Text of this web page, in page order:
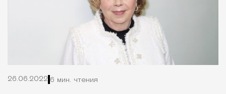
26.06.2022 6 мин. чтения